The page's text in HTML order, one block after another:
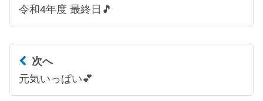
令和4年度 最終日🎵
次へ
元気いっぱい💕